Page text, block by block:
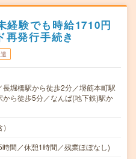
経験でも時給1710円
再発行手続き
堀橋駅から徒歩2分／堺筋本町駅
ら徒歩5分／なんば(地下鉄)駅か
間／休憩1時間／残業ほぼなし)